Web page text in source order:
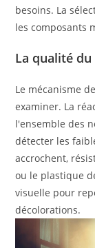
besoins. La
les composants
La qualité
Le mécanisme
examiner. La
l'ensemble des
détecter les
accrochent,
ou le plastique
visuelle pour
décolorations.